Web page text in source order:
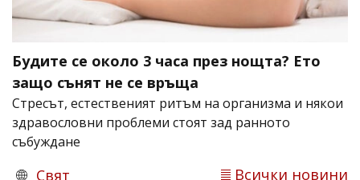
Будите се около 3 часа през нощта? Ето
защо сънят не се връща
Стресът, естественият ритъм на организма и някои
здравословни проблеми стоят зад ранното
събуждане
Свят Всички новини